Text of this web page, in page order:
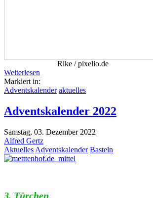
Rike / pixelio.de
Weiterlesen
Markiert in:
Adventskalender aktuelles
Adventskalender 2022
Samstag, 03. Dezember 2022
Alfred Gertz
Aktuelles Adventskalender Basteln
3. Türchen